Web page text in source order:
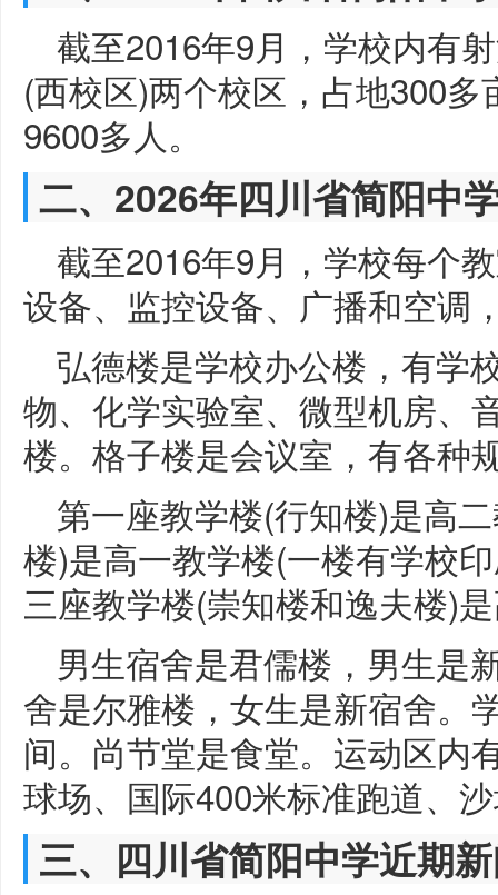
截至2016年9月，学校内有
(西校区)两个校区，占地300
9600多人。
二、2026年四川省简阳中
截至2016年9月，学校每个
设备、监控设备、广播和空调
弘德楼是学校办公楼，有学
物、化学实验室、微型机房、
楼。格子楼是会议室，有各种
第一座教学楼(行知楼)是高
楼)是高一教学楼(一楼有学校
三座教学楼(崇知楼和逸夫楼)
男生宿舍是君儒楼，男生是
舍是尔雅楼，女生是新宿舍。
间。尚节堂是食堂。运动区内
球场、国际400米标准跑道、
三、四川省简阳中学近期